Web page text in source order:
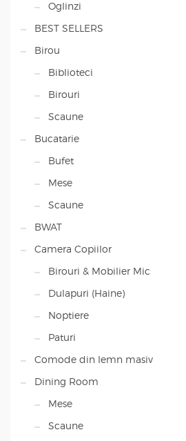
Oglinzi
BEST SELLERS
Birou
Biblioteci
Birouri
Scaune
Bucatarie
Bufet
Mese
Scaune
BWAT
Camera Copiilor
Birouri & Mobilier Mic
Dulapuri (Haine)
Noptiere
Paturi
Comode din lemn masiv
Dining Room
Mese
Scaune